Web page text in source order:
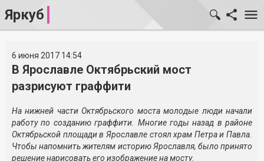
Яркуб
6 июня 2017 14:54
В Ярославле Октябрьский мост
разрисуют граффити
На нижней части Октябрьского моста молодые люди начали
работу по созданию граффити. Многие годы назад в районе
Октябрьской площади в Ярославле стоял храм Петра и Павла.
Чтобы напомнить жителям историю Ярославля, было принято
решение нарисовать его изображение на мосту.